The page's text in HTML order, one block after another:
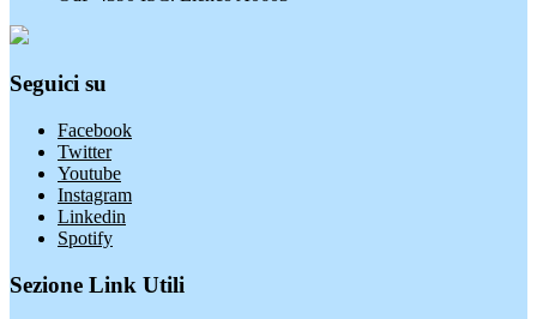
Seguici su
Facebook
Twitter
Youtube
Instagram
Linkedin
Spotify
Sezione Link Utili